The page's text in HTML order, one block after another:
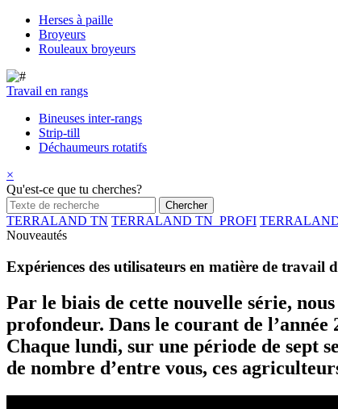
Herses à paille
Broyeurs
Rouleaux broyeurs
Travail en rangs
Bineuses inter-rangs
Strip-till
Déchaumeurs rotatifs
×
Qu'est-ce que tu cherches?
TERRALAND TN TERRALAND TN_PROFI
Nouveautés
Expériences des utilisateurs en matière de travail
Par le biais de cette nouvelle série,
profondeur. Dans le courant de
Chaque lundi, sur une période de sept
de nombre d’entre vous, ces